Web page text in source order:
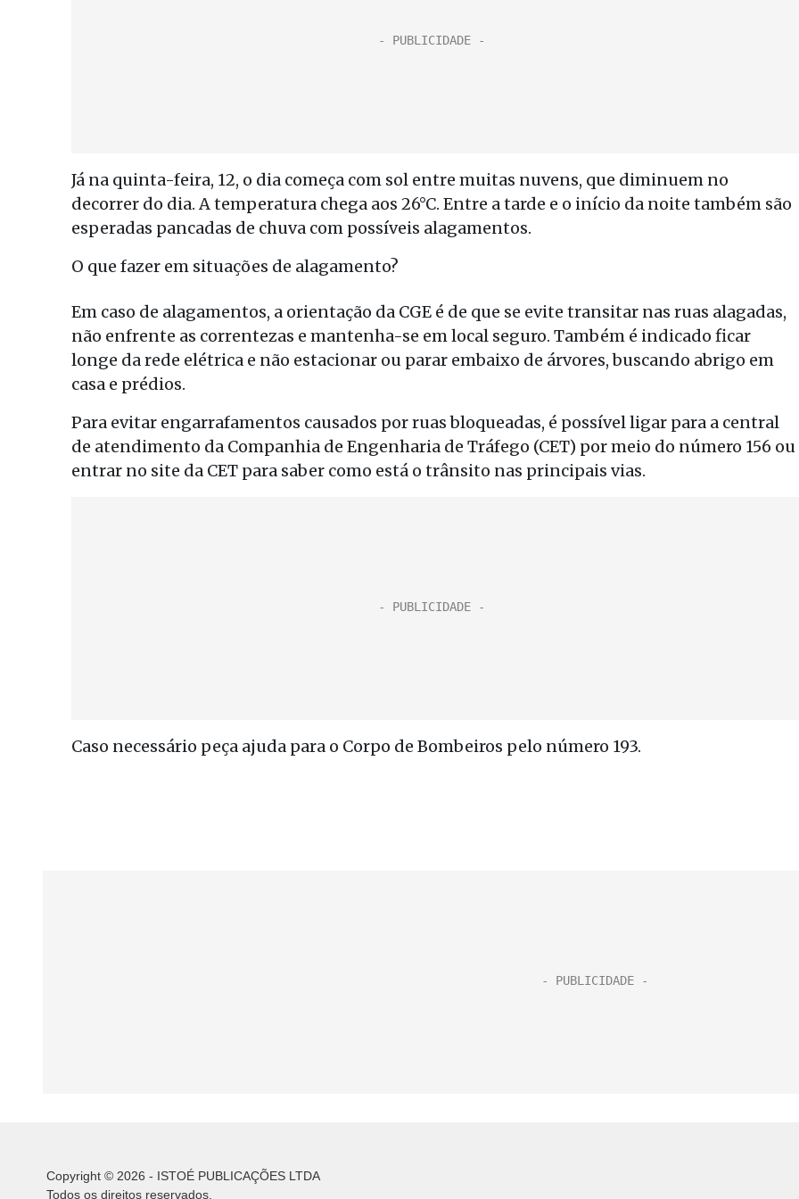
Já na quinta-feira, 12, o dia começa com sol entre muitas nuvens, que diminuem no
decorrer do dia. A temperatura chega aos 26°C. Entre a tarde e o início da noite também são
esperadas pancadas de chuva com possíveis alagamentos.
O que fazer em situações de alagamento?
Em caso de alagamentos, a orientação da CGE é de que se evite transitar nas ruas alagadas,
não enfrente as correntezas e mantenha-se em local seguro. Também é indicado ficar
longe da rede elétrica e não estacionar ou parar embaixo de árvores, buscando abrigo em
casa e prédios.
Para evitar engarrafamentos causados por ruas bloqueadas, é possível ligar para a central
de atendimento da Companhia de Engenharia de Tráfego (CET) por meio do número 156 ou
entrar no site da CET para saber como está o trânsito nas principais vias.
Caso necessário peça ajuda para o Corpo de Bombeiros pelo número 193.
Copyright © 2026 - ISTOÉ PUBLICAÇÕES LTDA
Todos os direitos reservados.